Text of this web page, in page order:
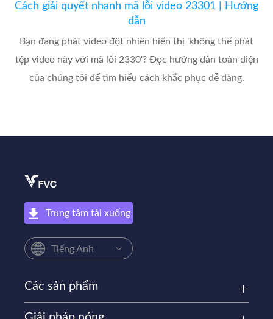
Cách giải quyết nhanh mã lỗi video 23301 | Hướng
dẫn
Bạn đang phát video đột nhiên hiển thị 'không thể phát
tệp video này với mã lỗi 2330'? Đọc hướng dẫn toàn diện
của chúng tôi để tìm hiểu cách khắc phục dễ dàng.
Trung tâm tải xuống
Tiếng Anh
Các sản phẩm